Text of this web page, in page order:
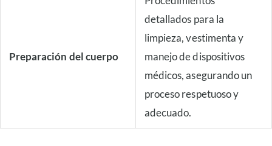
Preparación del cuerpo
detallados para la
limpieza, vestimenta y
manejo de dispositivos
médicos, asegurando un
proceso respetuoso y
adecuado.